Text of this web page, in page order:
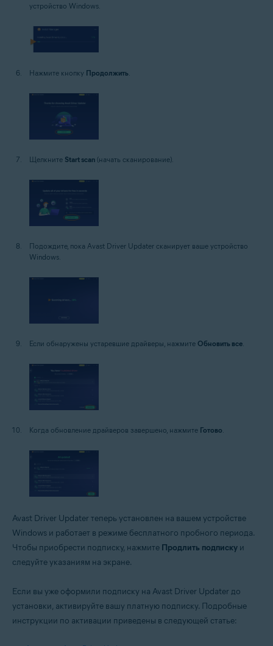
устройство Windows.
Нажмите кнопку Продолжить
Щелкните Start scan (начать сканирование).
Подождите, пока Avast Driver Updater сканирует ваше устройство
Windows.
Если обнаружены устаревшие драйверы, нажмите Обновить все
Когда обновление драйверов завершено, нажмите Готово
Avast Driver Updater теперь установлен на вашем устройстве
Windows и работает в режиме бесплатного пробного периода.
Чтобы приобрести подписку, нажмите Продлить подписку и
следуйте указаниям на экране.
Если вы уже оформили подписку на Avast Driver Updater до
установки, активируйте вашу платную подписку. Подробные
инструкции по активации приведены в следующей статье: